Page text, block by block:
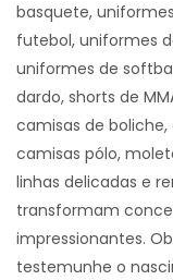
basquete,
futebol, uniformes
uniformes de
dardo, shorts de
camisas de
camisas pólo,
linhas delicadas e
transformam
impressionantes.
testemunhe o